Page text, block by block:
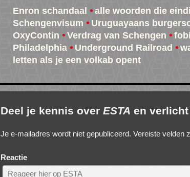
Enron schandaal
alle woorden die
Schengenvisum
Uruguayaans
OxyContin
Verdrag van Schengen
Philadelphia
Underground Railroad
letten als je een volkab opent
Deel je kennis over ESTA en verlicht
Je e-mailadres wordt niet gepubliceerd. Vereiste velden
Reactie